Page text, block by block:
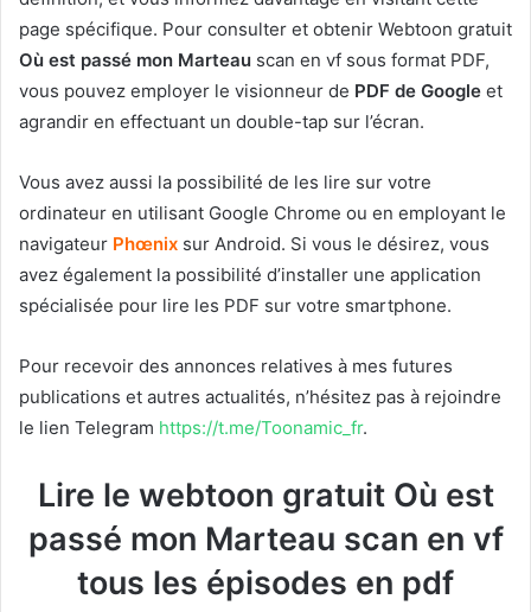
page spécifique. Pour consulter et obtenir Webtoon gratuit
Où est passé mon Marteau scan en vf sous format PDF,
vous pouvez employer le visionneur de PDF de Google et
agrandir en effectuant un double-tap sur l’écran.
Vous avez aussi la possibilité de les lire sur votre
ordinateur en utilisant Google Chrome ou en employant le
navigateur Phœnix sur Android. Si vous le désirez, vous
avez également la possibilité d’installer une application
spécialisée pour lire les PDF sur votre smartphone.
Pour recevoir des annonces relatives à mes futures
publications et autres actualités, n’hésitez pas à rejoindre
le lien Telegram https://t.me/Toonamic_fr.
Lire le webtoon gratuit Où est
passé mon Marteau scan en vf
tous les épisodes en pdf